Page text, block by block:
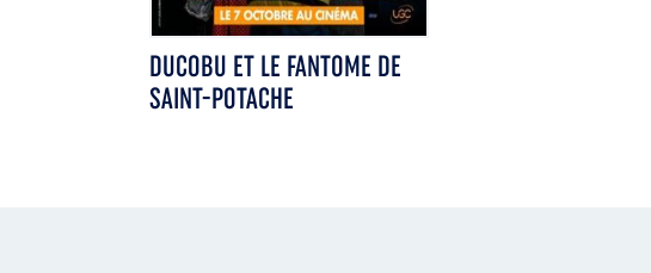
DUCOBU ET LE FANTOME DE
SAINT-POTACHE